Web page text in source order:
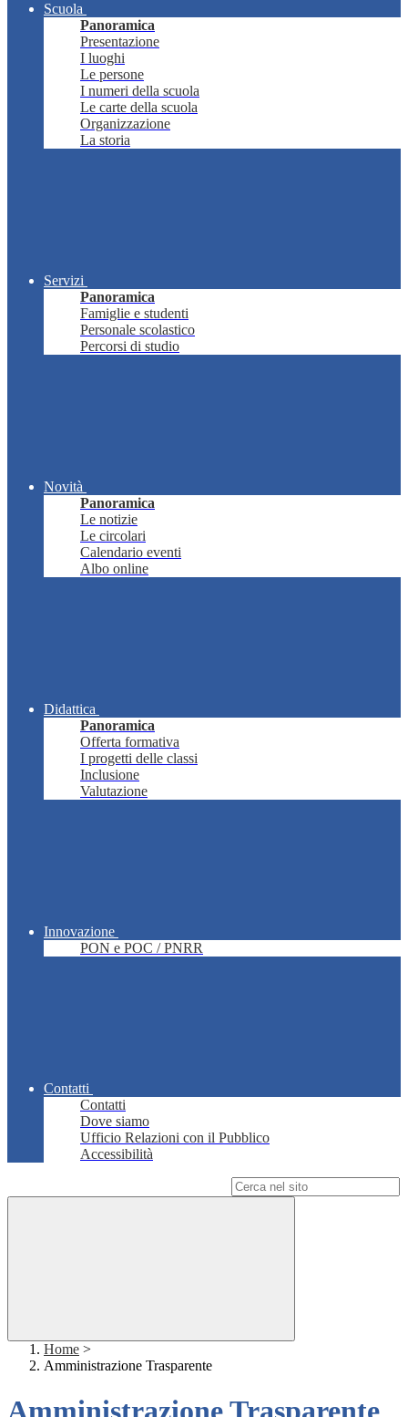
Scuola
Panoramica
Presentazione
I luoghi
Le persone
I numeri della scuola
Le carte della scuola
Organizzazione
La storia
Servizi
Panoramica
Famiglie e studenti
Personale scolastico
Percorsi di studio
Novità
Panoramica
Le notizie
Le circolari
Calendario eventi
Albo online
Didattica
Panoramica
Offerta formativa
I progetti delle classi
Inclusione
Valutazione
Innovazione
PON e POC / PNRR
Contatti
Contatti
Dove siamo
Ufficio Relazioni con il Pubblico
Accessibilità
Home >
Amministrazione Trasparente
Amministrazione Trasparente